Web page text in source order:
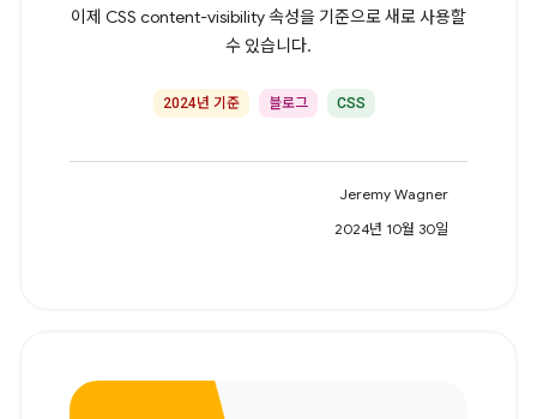
이제 CSS content-visibility 속성을 기준으로 새로 사용할
수 있습니다.
2024년 기준 블로그 CSS
Jeremy Wagner
2024년 10월 30일